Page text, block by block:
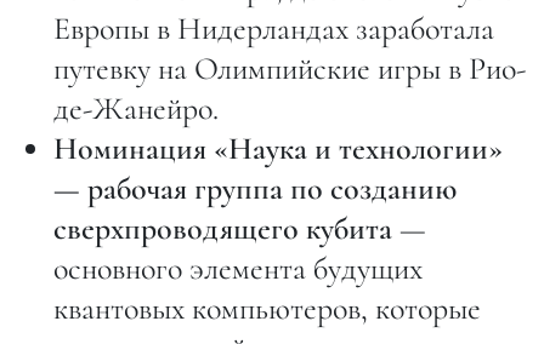
Европы в Нидерландах заработала
путевку на Олимпийские игры в Рио-
де-Жанейро.
Номинация «Наука и технологии»
— рабочая группа по созданию
сверхпроводящего кубита—
основного элемента будущих
квантовых компьютеров, которые